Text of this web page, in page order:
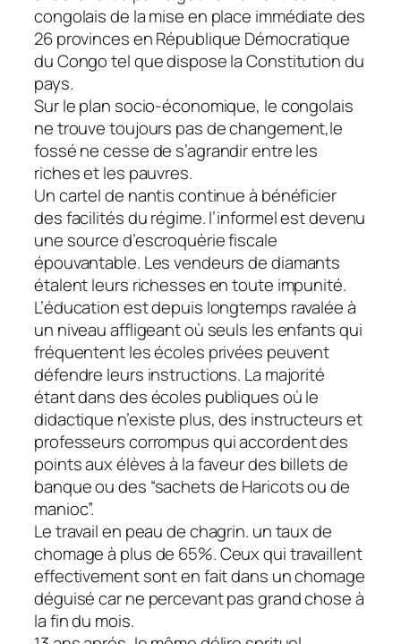
congolais de la mise en place immédiate des
26 provinces en République Démocratique
du Congo tel que dispose la Constitution du
pays.
Sur le plan socio-économique, le congolais
ne trouve toujours pas de changement,le
fossé ne cesse de s’agrandir entre les
riches et les pauvres.
Un cartel de nantis continue à bénéficier
des facilités du régime. l’informel est devenu
une source d’escroquèrie fiscale
épouvantable. Les vendeurs de diamants
étalent leurs richesses en toute impunité.
L’éducation est depuis longtemps ravalée à
un niveau affligeant où seuls les enfants qui
fréquentent les écoles privées peuvent
défendre leurs instructions. La majorité
étant dans des écoles publiques où le
didactique n’existe plus, des instructeurs et
professeurs corrompus qui accordent des
points aux élèves à la faveur des billets de
banque ou des “sachets de Haricots ou de
manioc”.
Le travail en peau de chagrin. un taux de
chomage à plus de 65%. Ceux qui travaillent
effectivement sont en fait dans un chomage
déguisé car ne percevant pas grand chose à
la fin du mois.